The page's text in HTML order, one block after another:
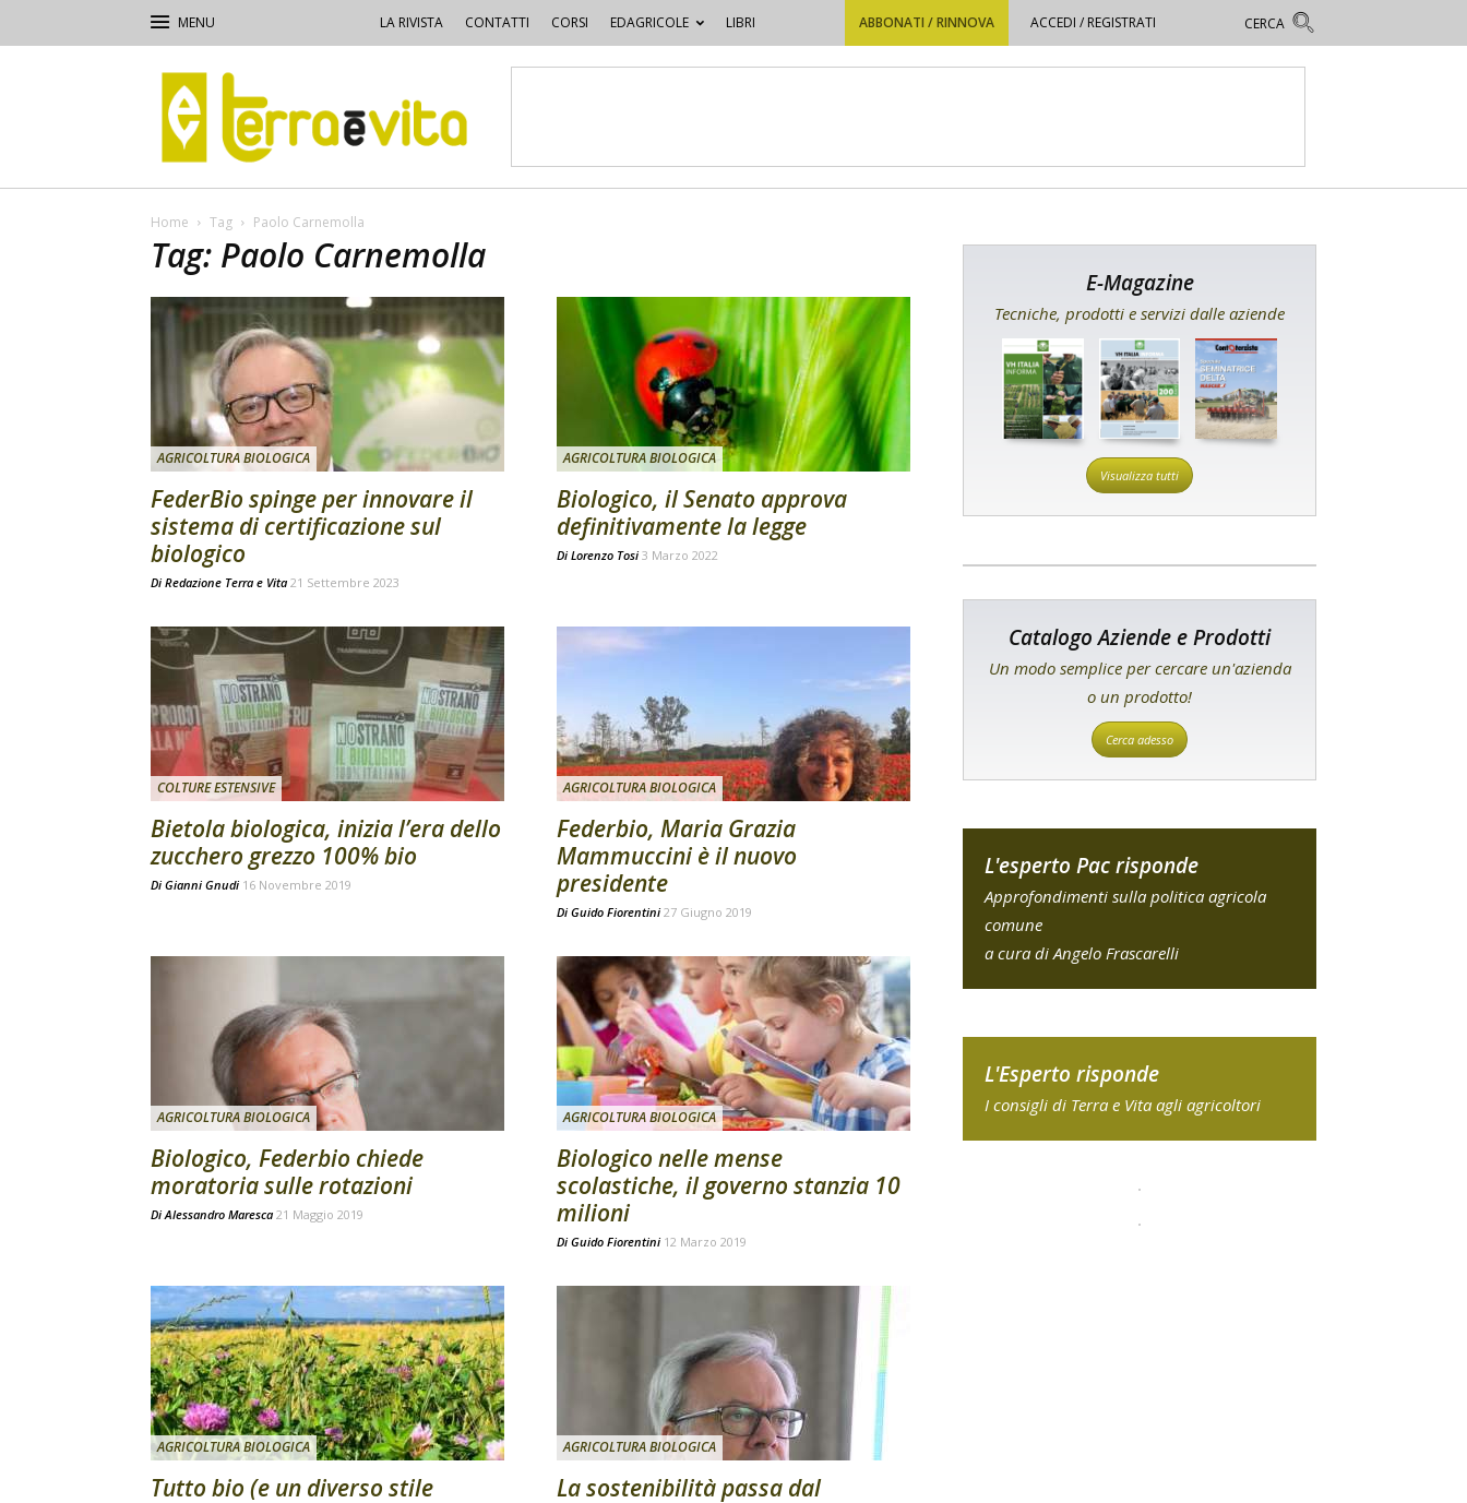
LA RIVISTA CONTATTI CORSI EDAGRICOLE LIBRI ABBONATI / RINNOVA ACCEDI / REGISTRATI
Terra
e
Vita
Home Tag Paolo Carnemolla
Tag: Paolo Carnemolla
AGRICOLTURA BIOLOGICA
FederBio spinge per innovare il
sistema di certificazione sul
biologico
Di Redazione Terra e Vita 21 Settembre 2023
AGRICOLTURA BIOLOGICA
Biologico, il Senato approva
definitivamente la legge
Di Lorenzo Tosi 3 Marzo 2022
COLTURE ESTENSIVE
Bietola biologica, inizia l’era dello
zucchero grezzo 100% bio
Di Gianni Gnudi 16 Novembre 2019
AGRICOLTURA BIOLOGICA
Federbio, Maria Grazia
Mammuccini è il nuovo
presidente
Di Guido Fiorentini 27 Giugno 2019
AGRICOLTURA BIOLOGICA
Biologico, Federbio chiede
moratoria sulle rotazioni
DiAlessandro Maresca 21 Maggio 2019
AGRICOLTURA BIOLOGICA
Biologico nelle mense
scolastiche, il governo stanzia 10
milioni
Di Guido Fiorentini 12 Marzo 2019
AGRICOLTURA BIOLOGICA
Tutto bio (e un diverso stile
AGRICOLTURA BIOLOGICA
La sostenibilità passa dal
E-Magazine
Tecniche, prodotti e servizi dalle aziende
Visualizza tutti
Catalogo Aziende e Prodotti
Un modo semplice per cercare un'azienda
o un prodotto!
Cerca adesso
L'esperto Pac risponde
Approfondimenti sulla politica agricola
comune
a cura di Angelo Frascarelli
L'Esperto risponde
I consigli di Terra e Vita agli agricoltori